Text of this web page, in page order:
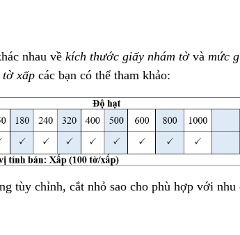
nhau về kích thước giấy nhám tờvà mức
tờ xấp các bạn có thể tham khảo:
tùy chỉnh, cắt nhỏ sao cho phù hợp với nhu